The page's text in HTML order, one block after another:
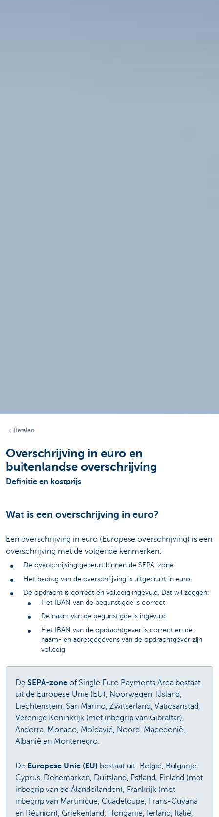
Betalen
Overschrijving in euro en
buitenlandse overschrijving
Definitie en kostprijs
Wat is een overschrijving in euro?
Een overschrijving in euro (Europese overschrijving) is een
overschrijving met de volgende kenmerken:
De overschrijving gebeurt binnen de SEPA-zone
Het bedrag van de overschrijving is uitgedrukt in euro
De opdracht is correct en volledig ingevuld. Dat wil zeggen:
Het IBAN van de begunstigde is correct
De naam van de begunstigde is ingevuld
Het IBAN van de opdrachtgever is correct en de
naam- en adresgegevens van de opdrachtgever zijn
volledig
De SEPA-zone of Single Euro Payments Area bestaat
uit de Europese Unie (EU), Noorwegen, IJsland,
Liechtenstein, San Marino, Zwitserland, Vaticaanstad,
Verenigd Koninkrijk (met inbegrip van Gibraltar),
Andorra, Monaco, Moldavië, Noord-Macedonië,
Albanië en Montenegro.
De Europese Unie (EU) bestaat uit: België, Bulgarije,
Cyprus, Denemarken, Duitsland, Estland, Finland (met
inbegrip van de Ålandeilanden), Frankrijk (met
inbegrip van Martinique, Guadeloupe, Frans-Guyana
en Réunion), Griekenland, Hongarije, Ierland, Italië,